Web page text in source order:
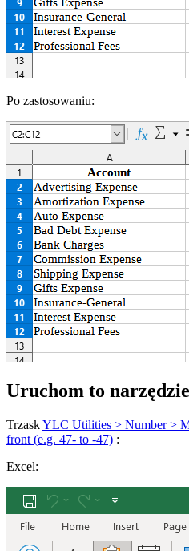
Po zastosowaniu:
Uruchom to narzędzie
TrzaskYLC Utilities > Number >
front (e.g. 47- to -47) :
Excel: